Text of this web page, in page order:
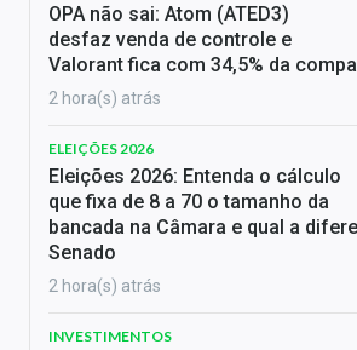
OPA não sai: Atom (ATED3)
desfaz venda de controle e
Valorant fica com 34,5% da
2 hora(s) atrás
ELEIÇÕES 2026
Eleições 2026: Entenda o cálculo
que fixa de 8 a 70 o tamanho da
bancada na Câmara e qual a
Senado
2 hora(s) atrás
INVESTIMENTOS